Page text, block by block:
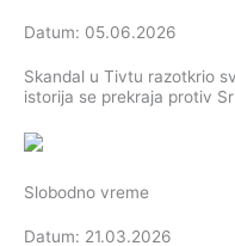
Datum: 05.06.2026
Skandal u Tivtu razotkrio
istorija se prekraja protiv
Slobodno vreme
Datum: 21.03.2026